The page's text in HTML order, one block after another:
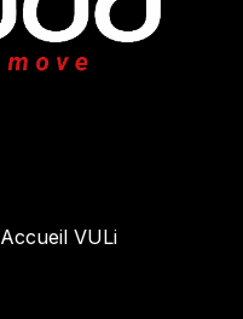
Accueil VULi